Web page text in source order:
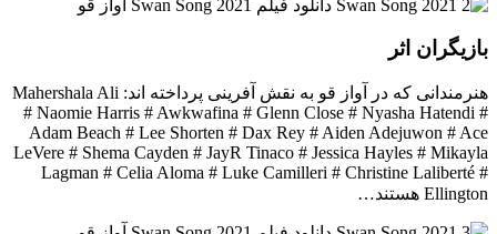
بازیگران اثر
هنرمندانی که در آواز قو به نقش آفرینی پرداخته اند: Mahershala Ali
# Naomie Harris # Awkwafina # Glenn Close # Nyasha Hatendi #
Adam Beach # Lee Shorten # Dax Rey # Aiden Adejuwon # Ace
LeVere # Shema Cayden # JayR Tinaco # Jessica Hayles # Mikayla
Lagman # Celia Aloma # Luke Camilleri # Christine Laliberté #
Ellington هستند…